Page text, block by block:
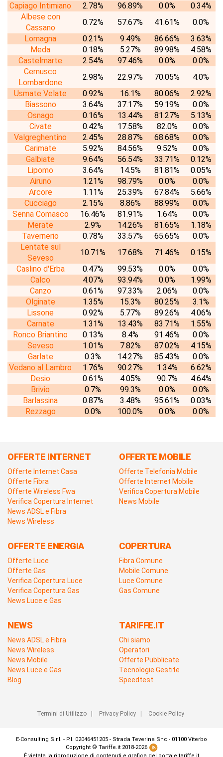
Capiago Intimiano
2.78% 96.89% 0.0%
0.34%
Albese con
Cassano
0.72% 57.67% 41.61%
0.0%
Lomagna
0.21% 9.49% 86.66%
3.63%
Meda
0.18% 5.27% 89.98%
4.58%
Castelmarte
2.54% 97.46% 0.0%
0.0%
Cernusco
Lombardone
2.98% 22.97% 70.05%
4.0%
Usmate Velate
0.92% 16.1% 80.06%
2.92%
Biassono
3.64% 37.17% 59.19%
0.0%
Osnago
0.16% 13.44% 81.27%
5.13%
Civate
0.42% 17.58% 82.0%
0.0%
Valgreghentino
2.45% 28.87% 68.68%
0.0%
Carimate
5.92% 84.56% 9.52%
0.0%
Galbiate
9.64% 56.54% 33.71%
0.12%
Lipomo
3.64% 14.5% 81.81%
0.05%
Airuno
1.21% 98.79% 0.0%
0.0%
Arcore
1.11% 25.39% 67.84%
5.66%
Cucciago
2.15% 8.86% 88.99%
0.0%
Senna Comasco
16.46% 81.91% 1.64%
0.0%
Merate
2.9% 14.26% 81.65%
1.18%
Tavernerio
0.78% 33.57% 65.65%
0.0%
Lentate sul
Seveso
10.71% 17.68% 71.46%
0.15%
Caslino d'Erba
0.47% 99.53% 0.0%
0.0%
Calco
4.07% 93.94% 0.0%
1.99%
Canzo
0.61% 97.33% 2.06%
0.0%
Olginate
1.35% 15.3% 80.25%
3.1%
Lissone
0.92% 5.77% 89.26%
4.06%
Carnate
1.31% 13.43% 83.71%
1.55%
Ronco Briantino
0.13% 8.4% 91.46%
0.0%
Seveso
1.01% 7.82% 87.02%
4.15%
Garlate
0.3% 14.27% 85.43%
0.0%
Vedano al Lambro
1.76% 90.27% 1.34%
6.62%
Desio
0.61% 4.05% 90.7%
4.64%
Brivio
0.7% 99.3% 0.0%
0.0%
Barlassina
0.87% 3.48% 95.61%
0.03%
Rezzago
0.0% 100.0% 0.0% 0.0%
OFFERTE INTERNET
Offerte Internet Casa
Offerte Fibra
Offerte Wireless Fwa
Verifica Copertura Internet
News ADSL e Fibra
News Wireless
OFFERTE MOBILE
Offerte Telefonia Mobile
Offerte Internet Mobile
Verifica Copertura Mobile
News Mobile
OFFERTE ENERGIA
Offerte Luce
Offerte Gas
Verifica Copertura Luce
Verifica Copertura Gas
News Luce e Gas
COPERTURA
Fibra Comune
Mobile Comune
Luce Comune
Gas Comune
NEWS
News ADSL e Fibra
News Wireless
News Mobile
News Luce e Gas
Blog
TARIFFE.IT
Chi siamo
Operatori
Offerte Pubblicate
Tecnologie Gestite
Speedtest
Termini di Utilizzo| Privacy Policy| Cookie Policy
E-Consulting S.r.l. - P.I. 02046451205 - Strada Teverina Snc - 01100 Viterbo
Copyright © Tariffe.it 2018-2026